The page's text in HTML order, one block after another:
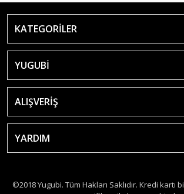
KATEGORİLER
YUGUBİ
ALIŞVERİŞ
YARDIM
©2018 Yugubi. Tüm Hakları Saklıdır. Kredi kartı